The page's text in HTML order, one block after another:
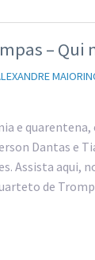
– Qui
e
Dantas e
Assista aqui,
de